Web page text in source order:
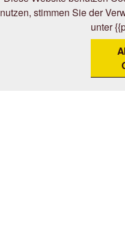
nutzen, stimmen Sie der
unter